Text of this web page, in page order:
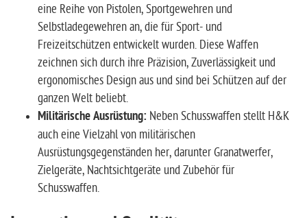
eine Reihe von Pistolen, Sportgewehren und
Selbstladegewehren an, die für Sport- und
Freizeitschützen entwickelt wurden. Diese Waffen
zeichnen sich durch ihre Präzision, Zuverlässigkeit und
ergonomisches Design aus und sind bei Schützen auf der
ganzen Welt beliebt.
Militärische Ausrüstung: Neben Schusswaffen stellt H&K
auch eine Vielzahl von militärischen
Ausrüstungsgegenständen her, darunter Granatwerfer,
Zielgeräte, Nachtsichtgeräte und Zubehör für
Schusswaffen.